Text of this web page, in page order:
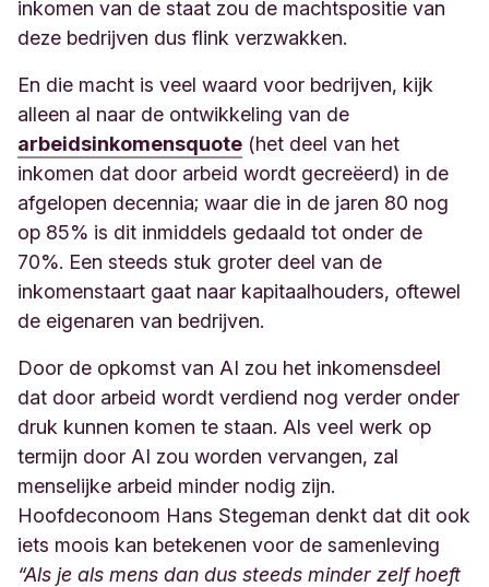
inkomen van de staat zou de machtspositie van
deze bedrijven dus flink verzwakken.
En die macht is veel waard voor bedrijven, kijk
alleen al naar de ontwikkeling van de
arbeidsinkomensquote (het deel van het
inkomen dat door arbeid wordt gecreëerd) in de
afgelopen decennia; waar die in de jaren 80 nog
op 85% is dit inmiddels gedaald tot onder de
70%. Een steeds stuk groter deel van de
inkomenstaart gaat naar kapitaalhouders, oftewel
de eigenaren van bedrijven.
Door de opkomst van AI zou het inkomensdeel
dat door arbeid wordt verdiend nog verder onder
druk kunnen komen te staan. Als veel werk op
termijn door AI zou worden vervangen, zal
menselijke arbeid minder nodig zijn.
Hoofdeconoom Hans Stegeman denkt dat dit ook
iets moois kan betekenen voor de samenleving
“Als je als mens dan dus steeds minder zelf hoeft